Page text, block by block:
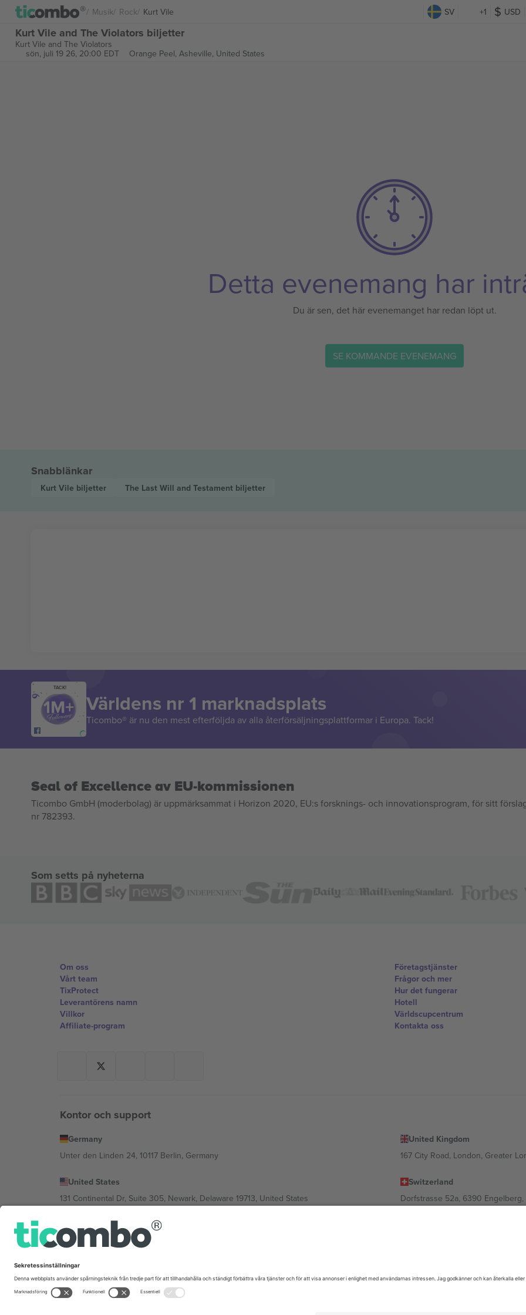
Musik Rock Kurt Vile SV +1 USD
Kurt Vile and The Violators biljetter
Kurt Vile and The Violators
sön, juli 19 26, 20:00 EDT
Orange Peel, Asheville, United States
Detta evenemang har
Du är sen, det här evenemanget har redan löpt ut.
SE KOMMANDE EVENEMANG
Snabblänkar
Kurt Vile biljetter The Last Will and Testament biljetter
TACK!
Världens nr 1 marknadsplats
Ticombo® är nu den mest efterföljda av alla återförsäljningsplattformar i Europa. Tack!
Seal of Excellence av EU-kommissionen
Ticombo GmbH (moderbolag) är uppmärksammat i Horizon 2020, EU:s forsknings- och innovationsprogram, för sitt
nr 782393.
Som setts på nyheterna
Om oss
Vårt team
TixProtect
Leverantörens namn
Villkor
Affiliate-program
Företagstjänster
Frågor och mer
Hur det fungerar
Hotell
Världscupcentrum
Kontakta oss
Kontor och support
Germany
Unter den Linden 24, 10117 Berlin, Germany
United Kingdom
167 City Road, London, Greater
United States
131 Continental Dr, Suite 305, Newark, Delaware 19713, United States
Switzerland
Dorfstrasse 52a, 6390
Bulgaria
Regus Sofia City West, bul Totleben 53-55, 1606 Sofia, Bulgaria
Mexico
Av Chapultepec 360, Roma Norte, Cuauhtémoc, 06700 Ciudad de México, CDMX, Mexico